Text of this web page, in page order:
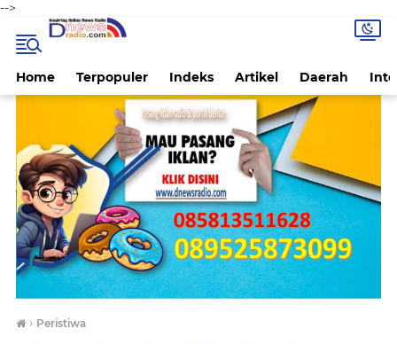
-->
Home Terpopuler Indeks Artikel Daerah
› Peristiwa